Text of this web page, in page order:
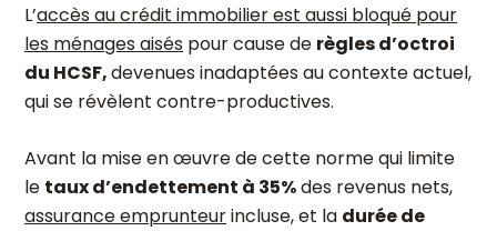
L’accès au crédit immobilier est aussi bloqué pour
les ménages aisés pour cause de règles d’octroi
du HCSF,devenues inadaptées au contexte actuel,
qui se révèlent contre-productives.
Avant la mise en œuvre de cette norme qui limite
le taux d’endettement à 35%des revenus nets,
assurance emprunteurincluse, et la durée de